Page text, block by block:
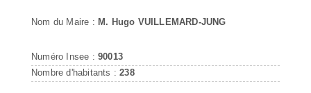
Nom du Maire : M. Hugo VUILLEMARD-JUNG
Numéro Insee : 90013
Nombre d'habitants :238